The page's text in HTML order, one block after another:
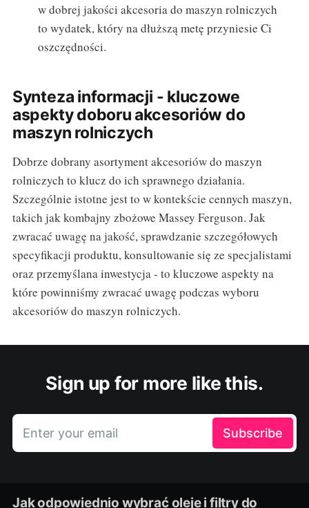
w dobrej jakości akcesoria do maszyn rolniczych
to wydatek, który na dłuższą metę przyniesie Ci
oszczędności.
Synteza informacji - kluczowe
aspekty doboru akcesoriów do
maszyn rolniczych
Dobrze dobrany asortyment akcesoriów do maszyn
rolniczych to klucz do ich sprawnego działania.
Szczególnie istotne jest to w kontekście cennych maszyn,
takich jak kombajny zbożowe Massey Ferguson. Jak
zwracać uwagę na jakość, sprawdzanie szczegółowych
specyfikacji produktu, konsultowanie się ze specjalistami
oraz przemyślana inwestycja - to kluczowe aspekty na
które powinniśmy zwracać uwagę podczas wyboru
akcesoriów do maszyn rolniczych.
Sign up for more like this.
Enter your email Subscribe
Jak odpowiednio wybrać oleje i filtry do